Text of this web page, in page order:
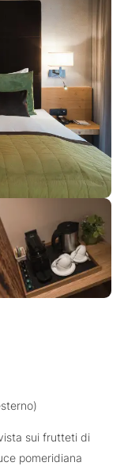
sui frutteti di
pomeridiana